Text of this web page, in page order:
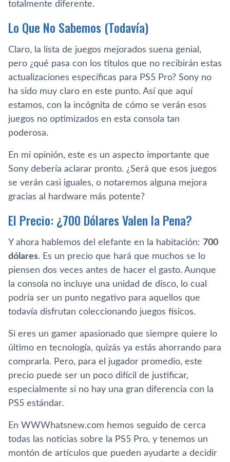
totalmente diferente.
Lo Que No Sabemos (Todavía)
Claro, la lista de juegos mejorados suena genial,
pero ¿qué pasa con los títulos que no recibirán estas
actualizaciones específicas para PS5 Pro? Sony no
ha sido muy claro en este punto. Así que aquí
estamos, con la incógnita de cómo se verán esos
juegos no optimizados en esta consola tan
poderosa.
En mi opinión, este es un aspecto importante que
Sony debería aclarar pronto. ¿Será que esos juegos
se verán casi iguales, o notaremos alguna mejora
gracias al hardware más potente?
El Precio: ¿700 Dólares Valen la Pena?
Y ahora hablemos del elefante en la habitación: 700
dólares. Es un precio que hará que muchos se lo
piensen dos veces antes de hacer el gasto. Aunque
la consola no incluye una unidad de disco, lo cual
podría ser un punto negativo para aquellos que
todavía disfrutan coleccionando juegos físicos.
Si eres un gamer apasionado que siempre quiere lo
último en tecnología, quizás ya estás ahorrando para
comprarla. Pero, para el jugador promedio, este
precio puede ser un poco difícil de justificar,
especialmente si no hay una gran diferencia con la
PS5 estándar.
En WWWhatsnew.com hemos seguido de cerca
todas las noticias sobre la PS5 Pro, y tenemos un
montón de artículos que pueden ayudarte a decidir